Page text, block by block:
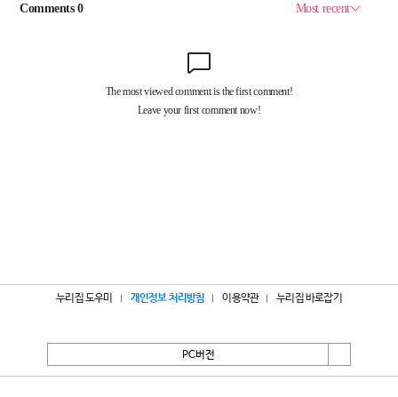
누리집 도우미 개인정보 처리방침 이용약관 누리집 바로잡기
PC버전